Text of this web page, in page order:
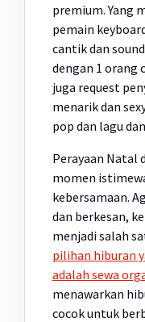
premium. Yang
pemain
cantik dan
dengan 1 orang
juga request
menarik dan
pop dan lagu
Perayaan Natal
momen
kebersamaan.
dan berkesan,
menjadi salah
pilihan hiburan
adalah sewa
menawarkan
cocok untuk